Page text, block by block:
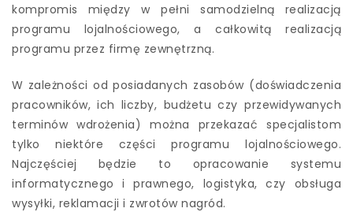
kompromis między w pełni samodzielną realizacją
programu lojalnościowego, a całkowitą realizacją
programu przez firmę zewnętrzną.
W zależności od posiadanych zasobów (doświadczenia
pracowników, ich liczby, budżetu czy przewidywanych
terminów wdrożenia) można przekazać specjalistom
tylko niektóre części programu lojalnościowego.
Najczęściej będzie to opracowanie systemu
informatycznego i prawnego, logistyka, czy obsługa
wysyłki, reklamacji i zwrotów nagród.